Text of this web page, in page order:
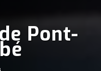
Pont-